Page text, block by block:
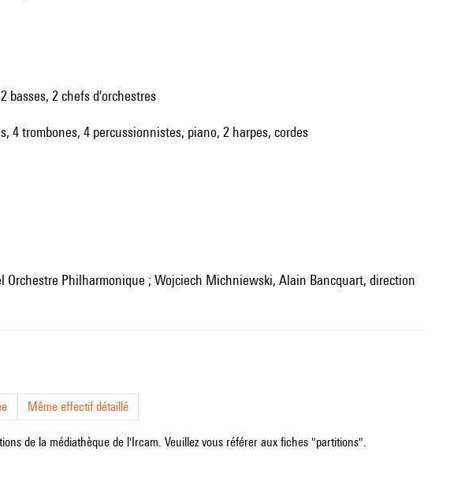
basses, 2 chefs d'orchestres
4 trombones, 4 percussionnistes, piano, 2 harpes, cordes
Orchestre Philharmonique ; Wojciech Michniewski, Alain Bancquart, direction
Même effectif détaillé
de la médiathèque de l'Ircam. Veuillez vous référer aux fiches "partitions".